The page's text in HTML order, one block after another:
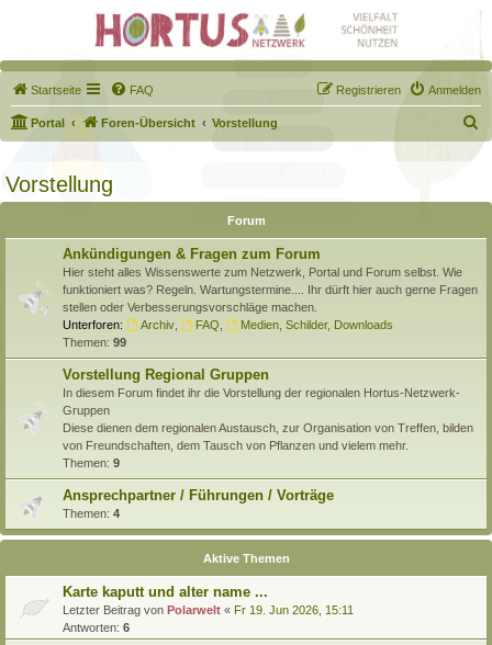
Startseite FAQ Anmelden
Registrieren
Portal Foren-Übersicht Vorstellung
u
h
Vorstellung
Forum
Ankündigungen & Fragen zum Forum
Hier steht alles Wissenswerte zum Netzwerk, Portal und Forum selbst. Wie
funktioniert was? Regeln. Wartungstermine.... Ihr dürft hier auch gerne Fragen
stellen oder Verbesserungsvorschläge machen.
Unterforen:
Archiv, FAQ
Medien, Schilder, Downloads
Themen: 99
Vorstellung Regional Gruppen
In diesem Forum findet ihr die Vorstellung der regionalen Hortus-Netzwerk-
Gruppen
Diese dienen dem regionalen Austausch, zur Organisation von Treffen, bilden
von Freundschaften, dem Tausch von Pflanzen und vielem mehr.
Themen: 9
Ansprechpartner / Führungen / Vorträge
Themen: 4
Aktive Themen
Karte kaputt und alter name ...
Letzter Beitrag von Polarwelt « Fr 19. Jun 2026, 15:11
Antworten: 6